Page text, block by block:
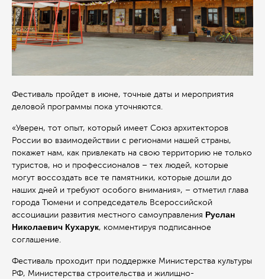
Фестиваль пройдет в июне, точные даты и мероприятия
деловой программы пока уточняются.
«Уверен, тот опыт, который имеет Союз архитекторов
России во взаимодействии с регионами нашей страны,
покажет нам, как привлекать на свою территорию не только
туристов, но и профессионалов – тех людей, которые
могут воссоздать все те памятники, которые дошли до
наших дней и требуют особого внимания», – отметил глава
города Тюмени и сопредседатель Всероссийской
ассоциации развития местного самоуправления Руслан
Николаевич Кухарук, комментируя подписанное
соглашение.
Фестиваль проходит при поддержке Министерства культуры
РФ, Министерства строительства и жилищно-